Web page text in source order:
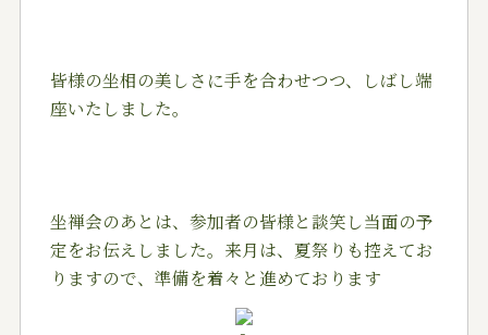
皆様の坐相の美しさに手を合わせつつ、しばし端
座いたしました。
坐禅会のあとは、参加者の皆様と談笑し当面の予
定をお伝えしました。来月は、夏祭りも控えてお
りますので、準備を着々と進めております